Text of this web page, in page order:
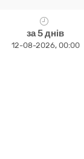
за 5 днів
12-08-2026, 00:00